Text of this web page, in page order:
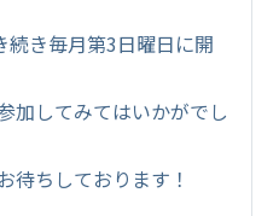
き毎月第3日曜日に開
加してみてはいかがでし
待ちしております！